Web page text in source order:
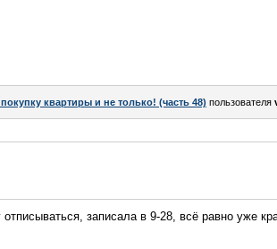
квартиры и не только! (часть 48) пользователя
записала в 9-28, всё равно уже